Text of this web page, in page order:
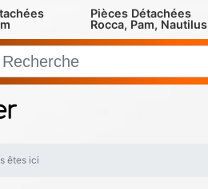
Pièces Détachées
Rocca, Pam, Nautilus
êtes ici